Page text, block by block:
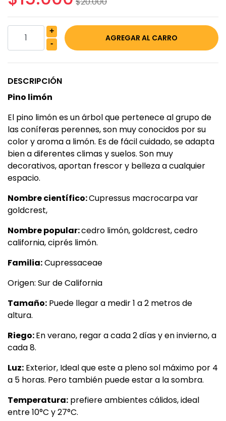
+
-
DESCRIPCIÓN
Pino limón
El pino limón es un árbol que pertenece al grupo de
las coníferas perennes, son muy conocidos por su
color y aroma a limón. Es de fácil cuidado, se adapta
bien a diferentes climas y suelos. Son muy
decorativos, aportan frescor y belleza a cualquier
espacio.
Nombre científico:Cupressus macrocarpa var
goldcrest,
Nombre popular:cedro limón, goldcrest, cedro
california, ciprés limón.
Familia:Cupressaceae
Origen: Sur de California
Tamaño: Puede llegar a medir 1 a 2 metros de
altura.
Riego:En verano, regar a cada 2 días y en invierno, a
cada 8.
Luz: Exterior, Ideal que este a pleno sol máximo por 4
a 5 horas. Pero también puede estar a la sombra.
Temperatura: prefiere ambientes cálidos, ideal
entre 10°C y 27°C.